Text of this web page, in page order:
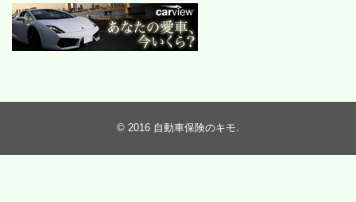
© 2016 自動車保険のキモ